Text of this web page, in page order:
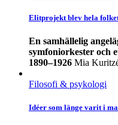
Elitprojekt blev hela
En samhällelig
symfoniorkester och
1890–1926 Mia
Filosofi & psykologi
Idéer som länge varit i